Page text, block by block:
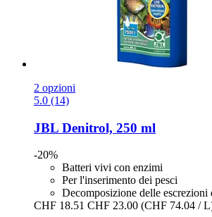
2 opzioni
5.0 (14)
JBL Denitrol, 250 ml
-20%
Batteri vivi con enzimi
Per l'inserimento dei pesci
Decomposizione delle escrezioni
CHF 18.51 CHF 23.00 (CHF 74.04 /